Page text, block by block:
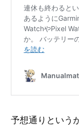
予想通りという